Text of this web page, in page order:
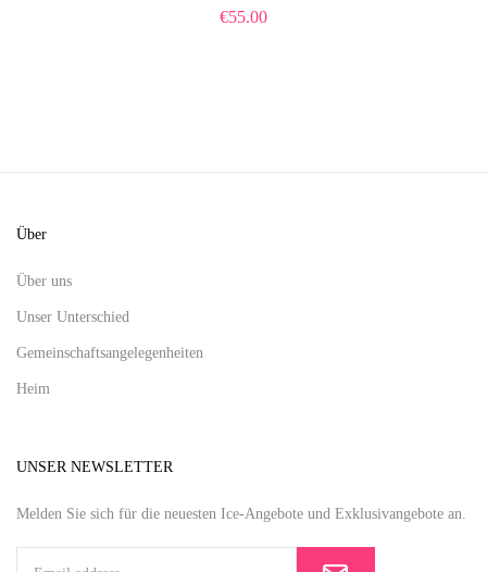
€55.00
Über
Über uns
Unser Unterschied
Gemeinschaftsangelegenheiten
Heim
UNSER NEWSLETTER
Melden Sie sich für die neuesten Ice-Angebote und Exklusivangebote an.